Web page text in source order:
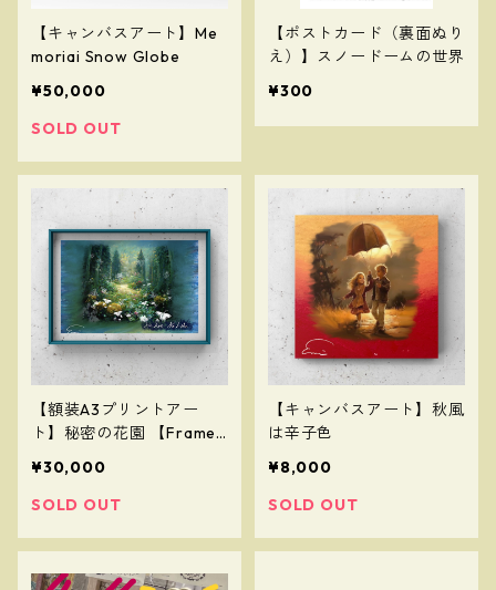
【キャンバスアート】Me
moriai Snow Globe
¥50,000
SOLD OUT
【ポストカード（裏面ぬり
え）】スノードームの世界
¥300
【額装A3プリントアー
ト】秘密の花園 【Framed
Garden
¥30,000
SOLD OUT
【キャンバスアート】秋風
は辛子色
¥8,000
SOLD OUT